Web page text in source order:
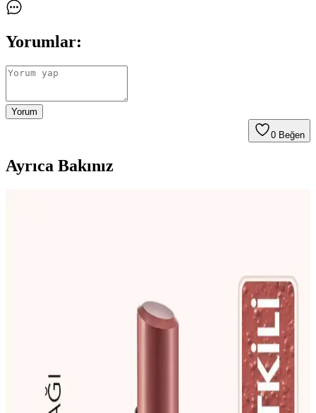
Yorumlar:
Yorum
0 Beğen
Ayrıca Bakınız
Dudak Ruj Modelleri ve Güncel Trendler: Popüler
Seçenekler ve Gelecek Gelişmeler
Güncel dudak ruj trendleri, renk ve formüller, kullanım alanları ve
gelecek öngörüleriyle makyajda yeni seçenekler sunuyor. Kendinize
uygun modelleri keşfedin.
Şeftali Rengi Ruj: Doğallık ve Zarafetin Buluştuğu